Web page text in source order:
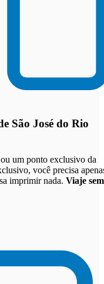
São José do Rio
um ponto exclusivo da
você precisa
imprimir nada. Viaje sem